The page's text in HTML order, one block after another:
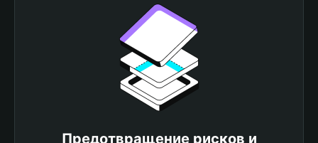
Предотвращение рисков и